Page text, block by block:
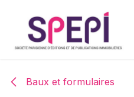
Baux et formulaires